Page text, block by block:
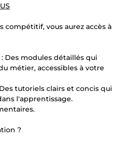
compétitif, vous aurez accès à
Des modules détaillés qui
métier, accessibles à votre
tutoriels clairs et concis qui
l'apprentissage.
?